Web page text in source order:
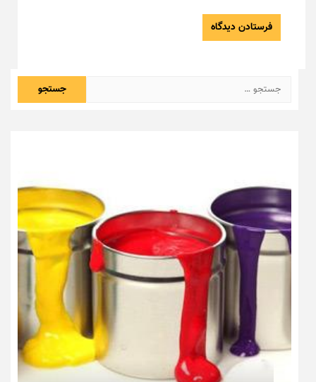
جستجو
برای: